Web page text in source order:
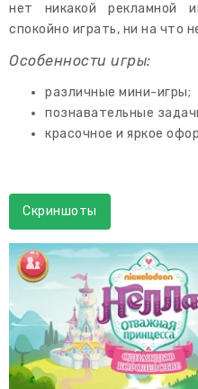
нет никакой рекламной
спокойно играть, ни на что
Особенности игры:
различные мини-игры;
познавательные
красочное и яркое
Скриншоты